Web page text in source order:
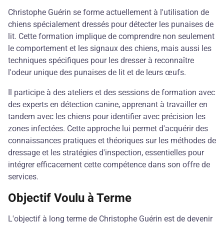
Christophe Guérin se forme actuellement à l'utilisation de
chiens spécialement dressés pour détecter les punaises de
lit. Cette formation implique de comprendre non seulement
le comportement et les signaux des chiens, mais aussi les
techniques spécifiques pour les dresser à reconnaître
l'odeur unique des punaises de lit et de leurs œufs.
Il participe à des ateliers et des sessions de formation avec
des experts en détection canine, apprenant à travailler en
tandem avec les chiens pour identifier avec précision les
zones infectées. Cette approche lui permet d'acquérir des
connaissances pratiques et théoriques sur les méthodes de
dressage et les stratégies d'inspection, essentielles pour
intégrer efficacement cette compétence dans son offre de
services.
Objectif Voulu à Terme
L'objectif à long terme de Christophe Guérin est de devenir